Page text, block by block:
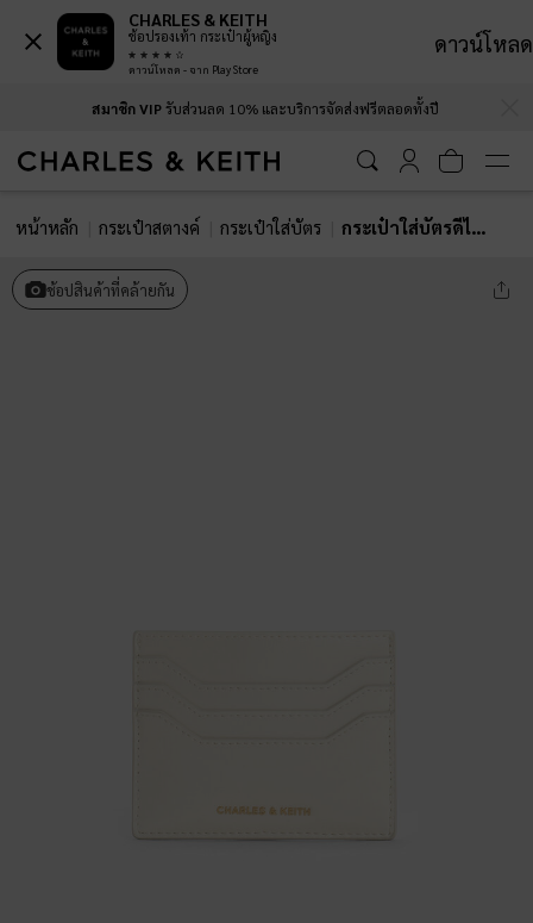
สมาชิก VIPรับส่วนลด 10% และบริการจัดส่งฟรีตลอดทั้งปี
หน้าหลัก กระเป๋าสตางค์ กระเป๋าใส่บัตร กระเป๋าใส่บัตรดีไซน์หลายช่องรุ่น Carli
ช้อปสินค้าที่คล้ายกัน
CHARLES & KEITH
ช้อปรองเท้า กระเป๋าผู้หญิง
ดาวน์โหลด - จาก Play Store
ดาวน์โหลด